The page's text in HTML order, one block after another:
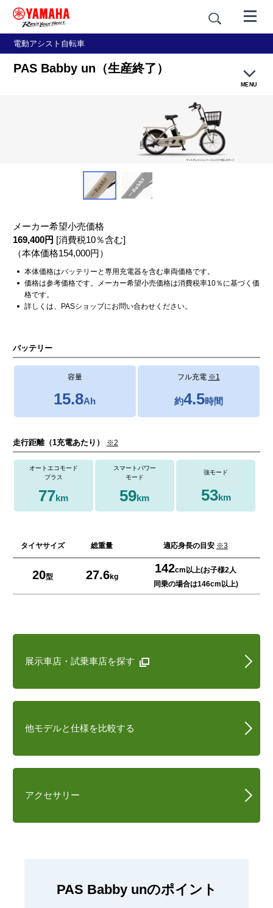
電動アシスト自転車
PAS Babby un（生産終了）
MENU
販売店・試乗車店検索
カタログ請求
メーカー希望小売価格
169,400円 [消費税10％含む]
（本体価格154,000円）
本体価格はバッテリーと専用充電器を含む車両価格です。
価格は参考価格です。メーカー希望小売価格は消費税率10％に基づく価
格です。
詳しくは、PASショップにお問い合わせください。
バッテリー
容量
15.8Ah
フル充電 ※1
約4.5時間
走行距離（1充電あたり） ※2
オートエコモード
プラス
77km
スマートパワー
モード
59km
強モード
53km
タイヤサイズ 総重量 適応身長の目安 ※3
20型 27.6kg
142cm以上(お子様2人
同乗の場合は146cm以上)
展示車店・試乗車店を探す
他モデルと仕様を比較する
アクセサリー
PAS Babby unのポイント